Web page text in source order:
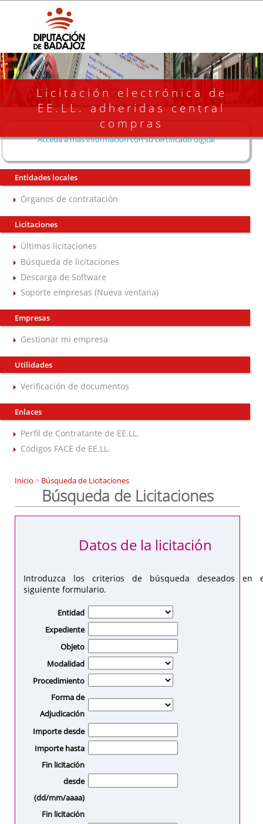
Licitación electrónica de
EE.LL. adheridas central
compras
Acceda a más información con su certificado digital
Entidades locales
Órganos de contratación
Licitaciones
Últimas licitaciones
Búsqueda de licitaciones
Descarga de Software
Soporte empresas (Nueva ventana)
Empresas
Gestionar mi empresa
Utilidades
Verificación de documentos
Enlaces
Perfil de Contratante de EE.LL.
Códigos FACE de EE.LL.
Inicio > Búsqueda de Licitaciones
Búsqueda de Licitaciones
Introduzca los criterios de búsqueda deseados en
siguiente formulario.
Datos de la licitación
Entidad
Expediente
Objeto
Modalidad
Procedimiento
Forma de
Adjudicación
Importe desde
Importe hasta
Fin licitación
desde
(dd/mm/aaaa)
Fin licitación